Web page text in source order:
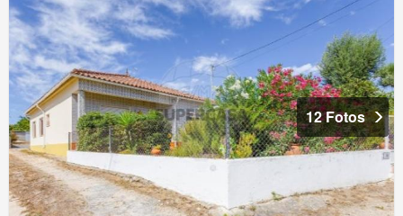
12 Fotos